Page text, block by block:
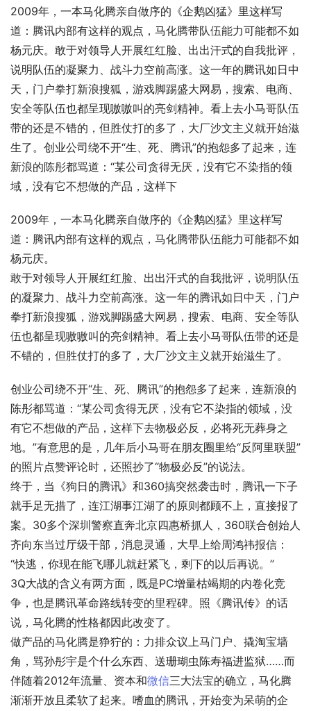
2009年，一本马化腾亲自做序的《企鹅凶猛》里这样写
道：腾讯内部有这样的观点，马化腾带队伍能力可能都不如
杨元庆。敢于对领导人开展红红脸、出出汗式的自我批评，
说明队伍的凝聚力、战斗力空前高涨。这一年的腾讯如日中
天，门户拳打新浪搜狐，游戏脚踢盛大网易，搜索、电商、
安全等队伍也都呈现嗷嗷叫的亮剑精神。看上去小马哥队伍
带的还是不错的，但胜仗打的多了，大厂沙文主义就开始滋
生了。创业公司绕不开“生、死、腾讯”的抱怨多了起来，连
新浪的陈彤都骂道：“某公司贪得无厌，没有它不染指的领
域，没有它不想做的产品，这样下
2009年，一本马化腾亲自做序的《企鹅凶猛》里这样写
道：腾讯内部有这样的观点，马化腾带队伍能力可能都不如
杨元庆。
敢于对领导人开展红红脸、出出汗式的自我批评，说明队伍
的凝聚力、战斗力空前高涨。这一年的腾讯如日中天，门户
拳打新浪搜狐，游戏脚踢盛大网易，搜索、电商、安全等队
伍也都呈现嗷嗷叫的亮剑精神。看上去小马哥队伍带的还是
不错的，但胜仗打的多了，大厂沙文主义就开始滋生了。
创业公司绕不开“生、死、腾讯”的抱怨多了起来，连新浪的
陈彤都骂道：“某公司贪得无厌，没有它不染指的领域，没
有它不想做的产品，这样下去物极必反，必将死无葬身之
地。”有意思的是，几年后小马哥在朋友圈里给“反阿里联盟”
的照片点赞评论时，还照抄了“物极必反”的说法。
终于，当《狗日的腾讯》和360搞突然袭击时，腾讯一下子
就手足无措了，连江湖事江湖了的原则都顾不上，直接报了
案。30多个深圳警察直奔北京四惠桥抓人，360联合创始人
齐向东当过厅级干部，消息灵通，大早上给周鸿祎报信：
“快逃，你现在能飞哪儿就赶紧飞，剩下的以后再说。”
3Q大战的含义有两方面，既是PC增量枯竭期的内卷化竞
争，也是腾讯革命路线转变的里程碑。照《腾讯传》的话
说，马化腾的性格都因此改变了。
做产品的马化腾是狰狞的：力排众议上马门户、撬淘宝墙
角，骂孙彤宇是个什么东西、送珊瑚虫陈寿福进监狱……而
伴随着2012年流量、资本和微信三大法宝的确立，马化腾
渐渐开放且柔软了起来。嗜血的腾讯，开始变为呆萌的企